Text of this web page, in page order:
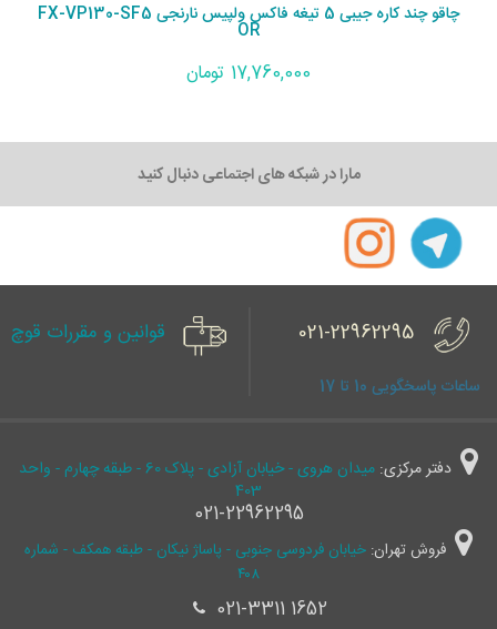
چاقو چند کاره جیبی 5 تیغه فاکس ولپیس نارنجی FX-VP130-SF5
OR
17,760,000 تومان
مارا در شبکه های اجتماعی دنبال کنید
021-22962295
ساعات پاسخگویی 10 تا 17
قوانین و مقررات قوچ
دفتر مرکزی:
میدان هروی - خیابان آزادی - پلاک 60 - طبقه چهارم - واحد
403
021-22962295
فروش تهران: خیابان فردوسی جنوبی - پاساژ نیکان - طبقه همکف - شماره
۴۰۸
021-3311 1652